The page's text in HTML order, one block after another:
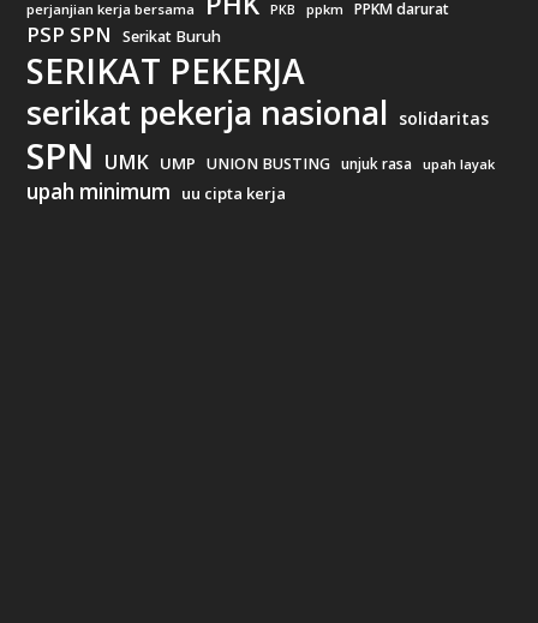
perjanjian kerja bersama PKB ppkm PPKM darurat
PSP SPN Serikat Buruh
SERIKAT PEKERJA
serikat pekerja nasional solidaritas
SPN UMK UMP UNION BUSTING unjuk rasa upah layak
upah minimum uu cipta kerja